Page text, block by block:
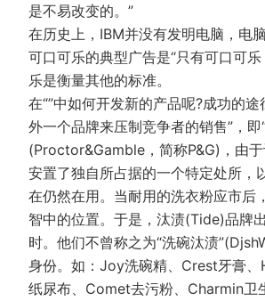
是不易改变的。”
在历史上，IBM并没有发明电脑，电
可口可乐的典型广告是“只有可口可
乐是衡量其他的标准。
在“”中如何开发新的产品呢?成功的
外一个品牌来压制竞争者的销售”，
(Proctor&Gamble，简称P&G)，由
安置了独自所占据的一个特定处所，
在仍然在用。当耐用的洗衣粉应市后
智中的位置。于是，汰渍(Tide)品牌
时。他们不曾称之为“洗碗汰渍
身份。如：Joy洗碗精、Crest牙膏
纸尿布、Comet去污粉、Charmin卫